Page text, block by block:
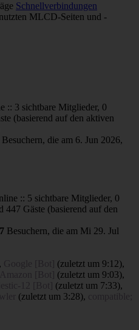
Schnellverbindungen
MLCD-Seiten und -
:: 3 sichtbare Mitglieder, 0
(basierend auf den aktiven
Besuchern, die am 6. Jun 2026,
:: 5 sichtbare Mitglieder, 0
Gäste (basierend auf den
Besuchern, die am Mi 29. Jul
(zuletzt um 9:12),
(zuletzt um 9:03),
(zuletzt um 7:33),
(zuletzt um 3:28),